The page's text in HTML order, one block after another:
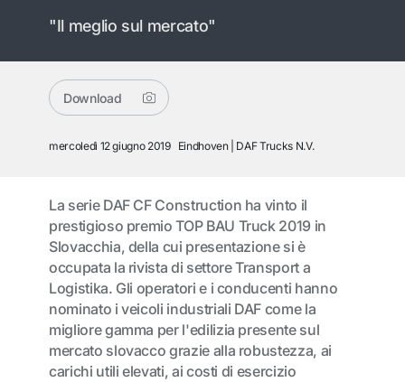
"Il meglio sul mercato"
Download
mercoledì 12 giugno 2019 Eindhoven DAF Trucks N.V.
La serie DAF CF Construction ha vinto il
prestigioso premio TOP BAU Truck 2019 in
Slovacchia, della cui presentazione si è
occupata la rivista di settore Transport a
Logistika. Gli operatori e i conducenti hanno
nominato i veicoli industriali DAF come la
migliore gamma per l'edilizia presente sul
mercato slovacco grazie alla robustezza, ai
carichi utili elevati, ai costi di esercizio